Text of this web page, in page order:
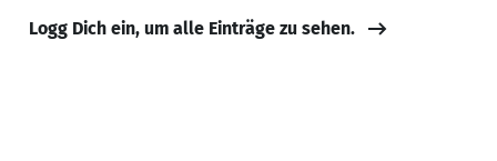
Logg Dich ein, um alle Einträge zu sehen.